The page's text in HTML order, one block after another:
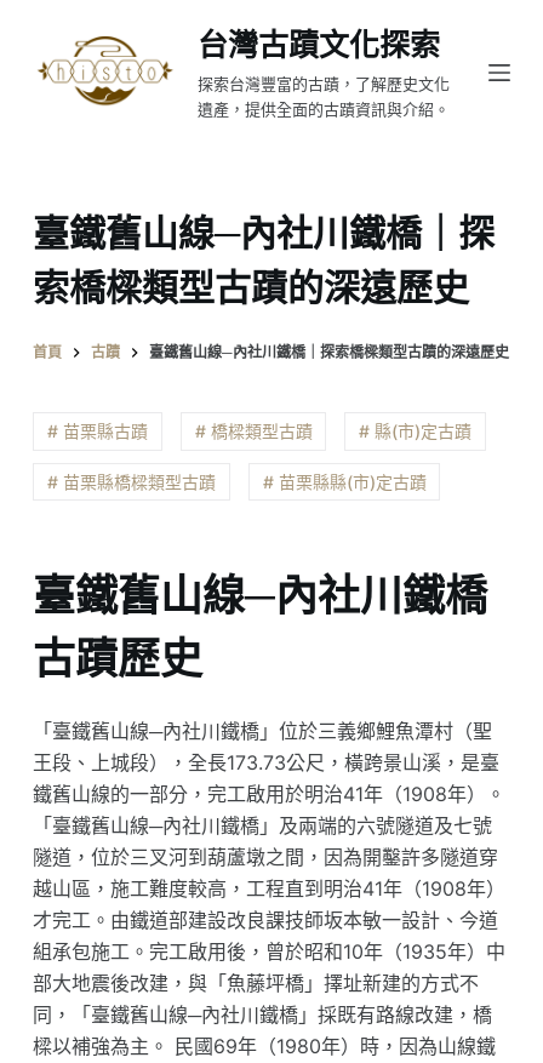
至
台灣古蹟文化探索
探索台灣豐富的古蹟，了解歷史文化
遺產，提供全面的古蹟資訊與介紹。
臺鐵舊山線─內社川鐵橋｜探
索橋樑類型古蹟的深遠歷史
首頁 古蹟 臺鐵舊山線─內社川鐵橋｜探索橋樑類型古蹟的深遠歷史
# 苗栗縣古蹟 # 橋樑類型古蹟 # 縣(市)定古蹟
# 苗栗縣橋樑類型古蹟 # 苗栗縣縣(市)定古蹟
臺鐵舊山線─內社川鐵橋
古蹟歷史
「臺鐵舊山線─內社川鐵橋」位於三義鄉鯉魚潭村（聖
王段、上城段），全長173.73公尺，橫跨景山溪，是臺
鐵舊山線的一部分，完工啟用於明治41年（1908年）。
「臺鐵舊山線─內社川鐵橋」及兩端的六號隧道及七號
隧道，位於三叉河到葫蘆墩之間，因為開鑿許多隧道穿
越山區，施工難度較高，工程直到明治41年（1908年）
才完工。由鐵道部建設改良課技師坂本敏一設計、今道
組承包施工。完工啟用後，曾於昭和10年（1935年）中
部大地震後改建，與「魚藤坪橋」擇址新建的方式不
同，「臺鐵舊山線─內社川鐵橋」採既有路線改建，橋
樑以補強為主。 民國69年（1980年）時，因為山線鐵